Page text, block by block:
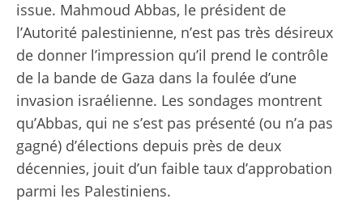
issue. Mahmoud Abbas, le président de
l’Autorité palestinienne, n’est pas très désireux
de donner l’impression qu’il prend le contrôle
de la bande de Gaza dans la foulée d’une
invasion israélienne. Les sondages montrent
qu’Abbas, qui ne s’est pas présenté (ou n’a pas
gagné) d’élections depuis près de deux
décennies, jouit d’un faible taux d’approbation
parmi les Palestiniens.